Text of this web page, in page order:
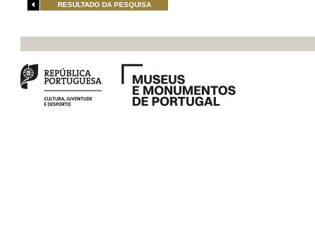
RESULTADO DA PESQUISA